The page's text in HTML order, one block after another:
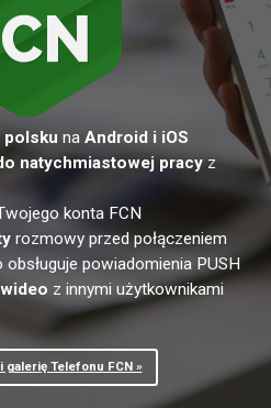
polsku na Android i iOS
natychmiastowej pracyz
konta FCN
rozmowy przed połączeniem
obsługuje powiadomienia PUSH
z innymi użytkownikami
Telefonu FCN »